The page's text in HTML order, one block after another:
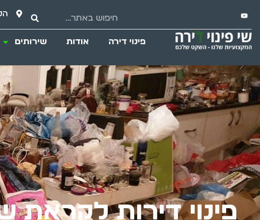
פינוי דירה אודות שירותים
פינוי דירות לקראת